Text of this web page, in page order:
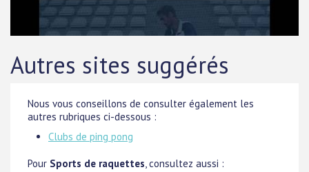
Autres sites suggérés
Nous vous conseillons de consulter également les
autres rubriques ci-dessous :
Clubs de ping pong
Pour Sports de raquettes, consultez aussi :